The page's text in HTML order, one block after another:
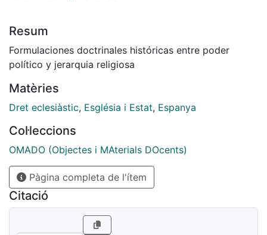
Resum
Formulaciones doctrinales históricas entre poder
político y jerarquia religiosa
Matèries
Dret eclesiàstic, Església i Estat, Espanya
Col·leccions
OMADO (Objectes i MAterials DOcents)
Pàgina completa de l'ítem
Citació